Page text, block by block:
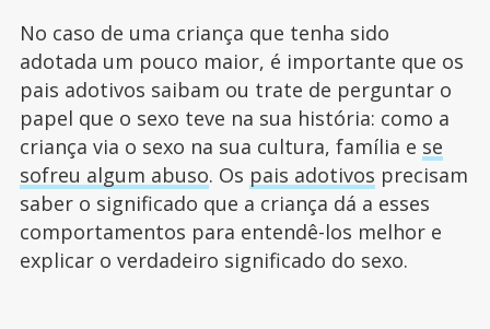
No caso de uma criança que tenha sido
adotada um pouco maior, é importante que os
pais adotivos saibam ou trate de perguntar o
papel que o sexo teve na sua história: como a
criança via o sexo na sua cultura, família e se
sofreu algum abuso. Os pais adotivos precisam
saber o significado que a criança dá a esses
comportamentos para entendê-los melhor e
explicar o verdadeiro significado do sexo.